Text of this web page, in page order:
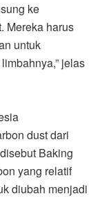
ke
Mereka harus
untuk
jelas
dust dari
Baking
yang relatif
diubah menjadi